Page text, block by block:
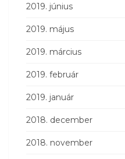
2019. június
2019. május
2019. március
2019. február
2019. január
2018. december
2018. november